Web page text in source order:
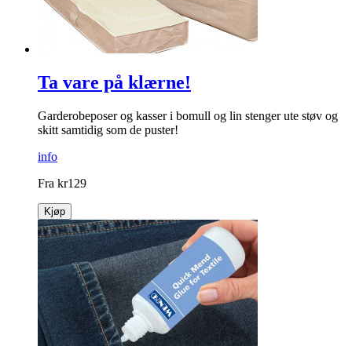
Ta vare på klærne!
Garderobeposer og kasser i bomull og lin stenger ute støv og
skitt samtidig som de puster!
info
Fra kr129
Kjøp